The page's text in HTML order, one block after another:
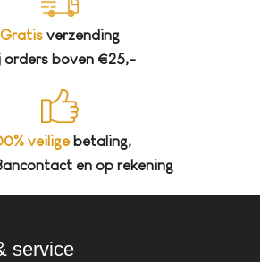
Gratis verzending
orders boven €25,-
veiligebetaling,
en op rekening
service